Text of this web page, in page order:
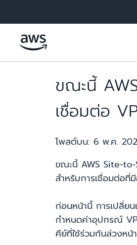
ขณะนี้
เชื่อมต่อ
โพสต์บน: 6 พ.ค.
ขณะนี้ AWS Site-
สำหรับการเชื่อมต่อที่
ก่อนหน้านี้ การเปลี่ย
กำหนดค่าอุปกรณ์
คีย์ที่ใช้ร่วมกันล่วงห